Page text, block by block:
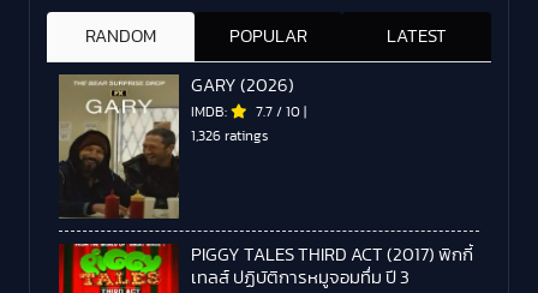
RANDOM POPULAR LATEST
GARY (2026)
IMDB: 7.7 / 10 |
1,326 ratings
PIGGY TALES THIRD ACT (2017) พิกกี้
เทลส์ ปฏิบัติการหมูจอมทึ่ม ปี 3